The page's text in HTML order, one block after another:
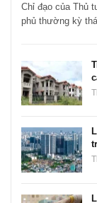
Chỉ đạo của Thủ
phủ thường kỳ